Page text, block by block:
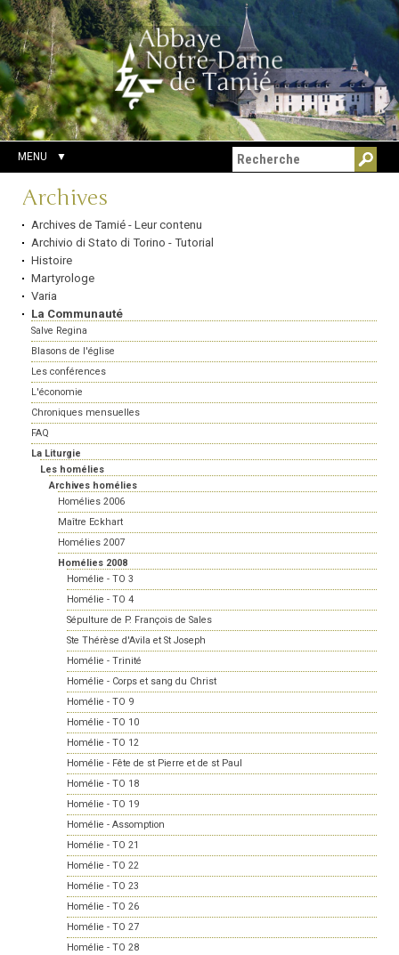
Aller
au
contenu.
|
Aller
à
la
navigation
Outils
personnels
Chercher par
Recherche
avancée…
MENU
Navigation
Archives
Archives de Tamié - Leur contenu
Archivio di Stato di Torino - Tutorial
Histoire
Martyrologe
Varia
La Communauté
Salve Regina
Blasons de l'église
Les conférences
L'économie
Chroniques mensuelles
FAQ
La Liturgie
Les homélies
Archives homélies
Homélies 2006
Maître Eckhart
Homélies 2007
Homélies 2008
Homélie - TO 3
Homélie - TO 4
Sépulture de P. François de Sales
Ste Thérèse d'Avila et St Joseph
Homélie - Trinité
Homélie - Corps et sang du Christ
Homélie - TO 9
Homélie - TO 10
Homélie - TO 12
Homélie - Fête de st Pierre et de st Paul
Homélie - TO 18
Homélie - TO 19
Homélie - Assomption
Homélie - TO 21
Homélie - TO 22
Homélie - TO 23
Homélie - TO 26
Homélie - TO 27
Homélie - TO 28